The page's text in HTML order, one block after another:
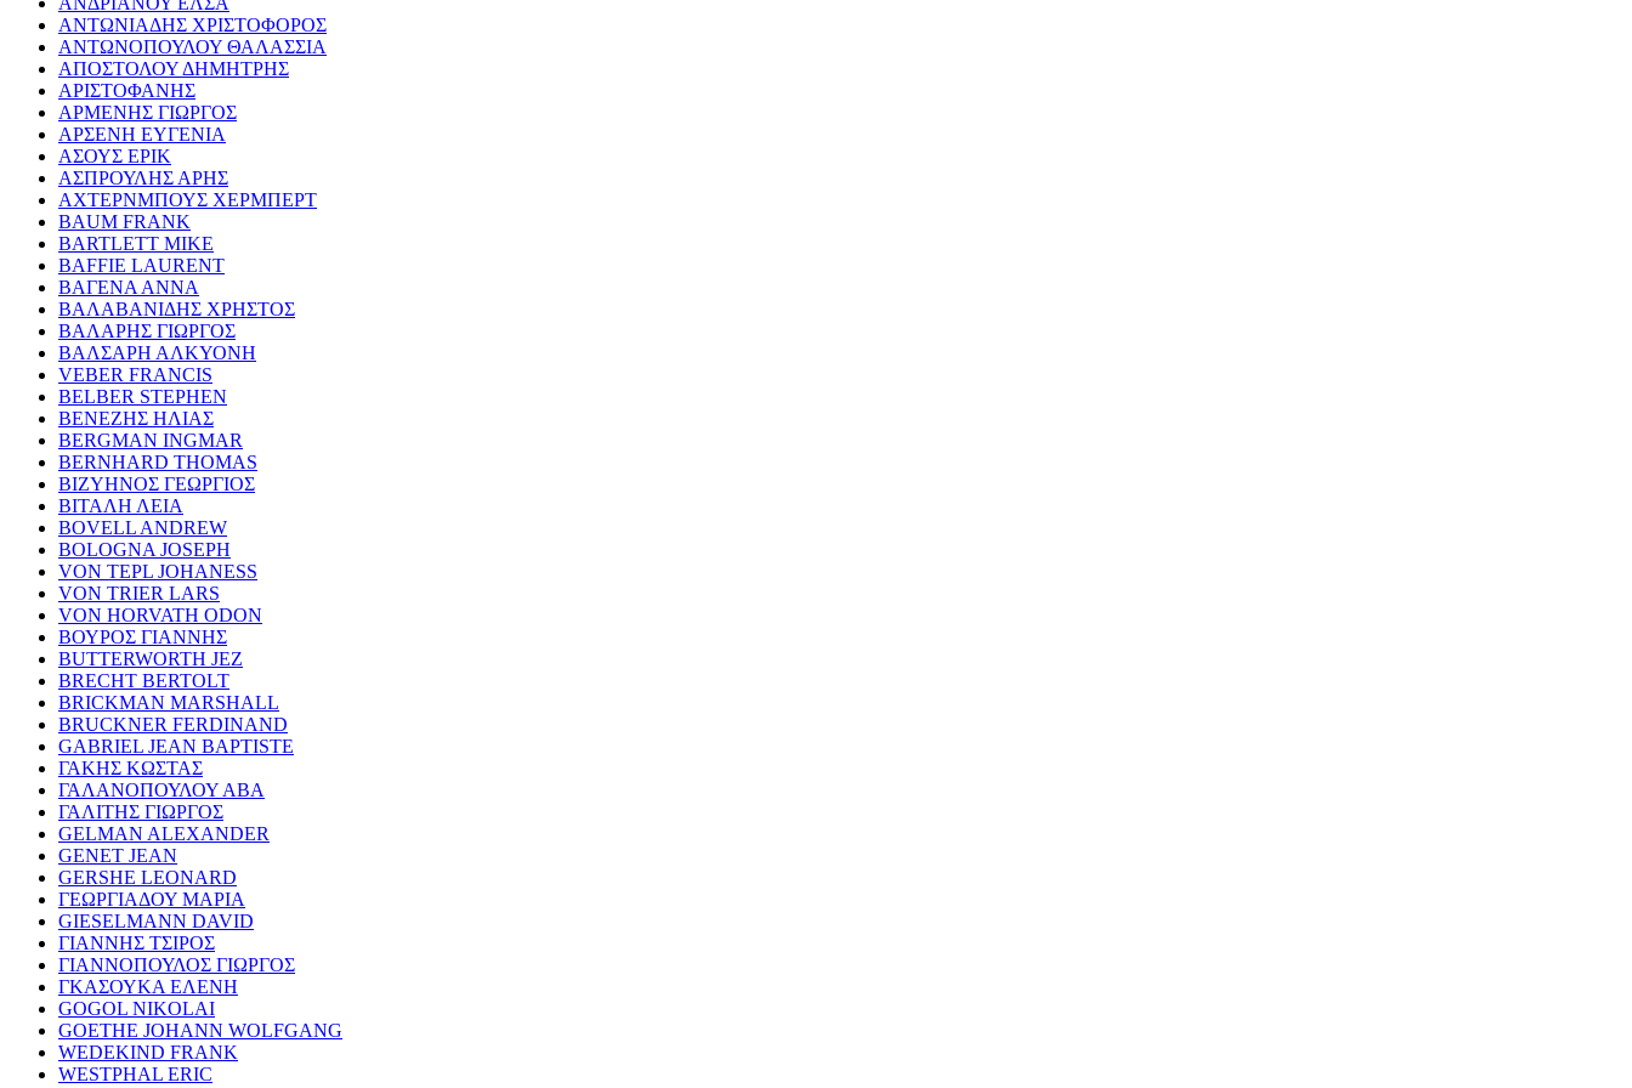
ΑΝΤΩΝΙΑΔΗΣ ΧΡΙΣΤΟΦΟΡΟΣ
ΑΝΤΩΝΟΠΟΥΛΟΥ ΘΑΛΑΣΣΙΑ
ΑΠΟΣΤΟΛΟΥ ΔΗΜΗΤΡΗΣ
ΑΡΙΣΤΟΦΑΝΗΣ
ΑΡΜΕΝΗΣ ΓΙΩΡΓΟΣ
ΑΡΣΕΝΗ ΕΥΓΕΝΙΑ
ΑΣΟΥΣ ΕΡΙΚ
ΑΣΠΡΟΥΛΗΣ ΑΡΗΣ
ΑΧΤΕΡΝΜΠΟΥΣ ΧΕΡΜΠΕΡΤ
BAUM FRANK
BARTLETT MIKE
BAFFIE LAURENT
ΒΑΓΕΝΑ ΑΝΝΑ
ΒΑΛΑΒΑΝΙΔΗΣ ΧΡΗΣΤΟΣ
ΒΑΛΑΡΗΣ ΓΙΩΡΓΟΣ
ΒΑΛΣΑΡΗ ΑΛΚΥΟΝΗ
VEBER FRANCIS
BELBER STEPHEN
ΒΕΝΕΖΗΣ ΗΛΙΑΣ
BERGMAN INGMAR
BERNHARD THOMAS
ΒΙΖΥΗΝΟΣ ΓΕΩΡΓΙΟΣ
ΒΙΤΑΛΗ ΛΕΙΑ
BOVELL ANDREW
BOLOGNA JOSEPH
VON TEPL JOHANESS
VON TRIER LARS
VON HORVATH ODON
ΒΟΥΡΟΣ ΓΙΑΝΝΗΣ
BUTTERWORTH JEZ
BRECHT BERTOLT
BRICKMAN MARSHALL
BRUCKNER FERDINAND
GABRIEL JEAN BAPTISTE
ΓΑΚΗΣ ΚΩΣΤΑΣ
ΓΑΛΑΝΟΠΟΥΛΟΥ ΑΒΑ
ΓΑΛΙΤΗΣ ΓΙΩΡΓΟΣ
GELMAN ALEXANDER
GENET JEAN
GERSHE LEONARD
ΓΕΩΡΓΙΑΔΟΥ ΜΑΡΙΑ
GIESELMANN DAVID
ΓΙΑΝΝΗΣ ΤΣΙΡΟΣ
ΓΙΑΝΝΟΠΟΥΛΟΣ ΓΙΩΡΓΟΣ
ΓΚΑΣΟΥΚΑ ΕΛΕΝΗ
GOGOL NIKOLAI
GOETHE JOHANN WOLFGANG
WEDEKIND FRANK
WESTPHAL ERIC